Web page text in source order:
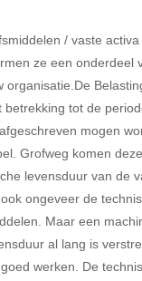
/ vaste activa
ze een onderdeel
organisatie.De
betrekking tot de
mogen
Grofweg komen
levensduur van de
ongeveer de
Maar een
al lang is
werken. De